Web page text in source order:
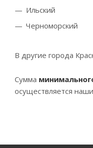
Ильский
Черноморский
В другие города
Сумма
осуществляется